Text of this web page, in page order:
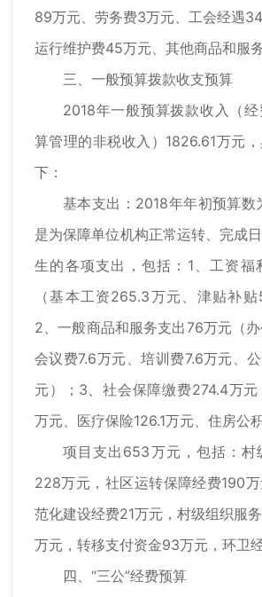
89万元、劳务费3万元、工会经遇
运行维护费45万元、其他商品和服
三、一般预算拨款收支预算
2018年一般预算拨款收入（
算管理的非税收入）1826.61万元
下：
基本支出：2018年年初预算数
是为保障单位机构正常运转、完成
生的各项支出，包括：1、工资福
（基本工资265.3万元、津贴补贴
2、一般商品和服务支出76万元（办
会议费7.6万元、培训费7.6万元、
元）；3、社会保障缴费274.4万
万元、医疗保险126.1万元、住房公
项目支出653万元，包括：村
228万元，社区运转保障经费190
范化建设经费21万元，村级组织服
万元，转移支付资金93万元，环卫
四、“三公”经费预算